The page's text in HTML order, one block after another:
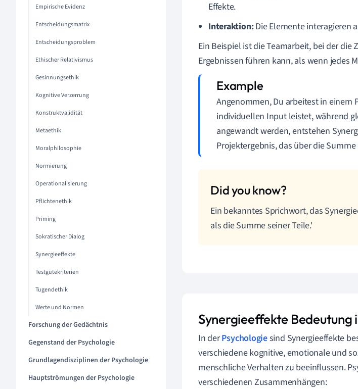
Empirische Evidenz
Entscheidungsmatrix
Entscheidungsproblem
Ethischer Relativismus
Gesinnungsethik
Kognitive Verzerrung
Konstruktvalidität
Metaethik
Moralphilosophie
Normierung
Operationalisierung
Pflichtenethik
Priming
Sokratischer Dialog
Synergieeffekte
Testgütekriterien
Tugendethik
Werte und Normen
Forschung der Gedächtnis
Gegenstand der Psychologie
Grundlagendisziplinen der Psychologie
Hauptströmungen der Psychologie
Effekte.
Interaktion:Die Elemente interagieren
Ein Beispiel ist die Teamarbeit, bei der
Ergebnissen führen kann, als wenn jedes
Angenommen, Du arbeitest in einem
individuellen Input leistet, während
angewandt werden, entstehen
Projektergebnis, das über die
Ein bekanntes Sprichwort, das
als die Summe seiner Teile.'
Synergieeffekte Bedeutung
In derPsychologiesind Synergieeffekte
verschiedene kognitive, emotionale und
menschliche Verhalten zu beeinflussen.
verschiedenen Zusammenhängen: